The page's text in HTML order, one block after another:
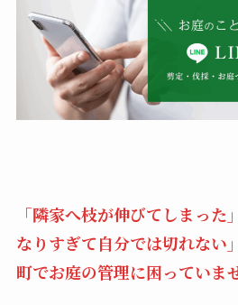
「隣家へ枝が伸びてしまった
なりすぎて自分では切れな
町でお庭の管理に困っていま